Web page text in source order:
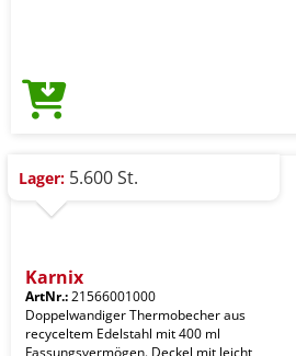
Lager: 5.600 St.
Karnix
ArtNr.:21566001000
Doppelwandiger Thermobecher aus
recyceltem Edelstahl mit 400 ml
Fassungsvermögen. Deckel mit leicht